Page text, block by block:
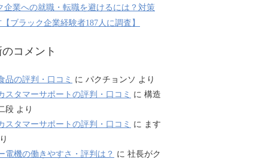
企業への就職・転職を避けるには？対策
ブラック企業経験者187人に調査】
コメント
品の評判・口コミ に パクチョンソ より
スタマーサポートの評判・口コミ に 構造
段 より
スタマーサポートの評判・口コミ に ます
電機の働きやすさ・評判は？ に 社長がク